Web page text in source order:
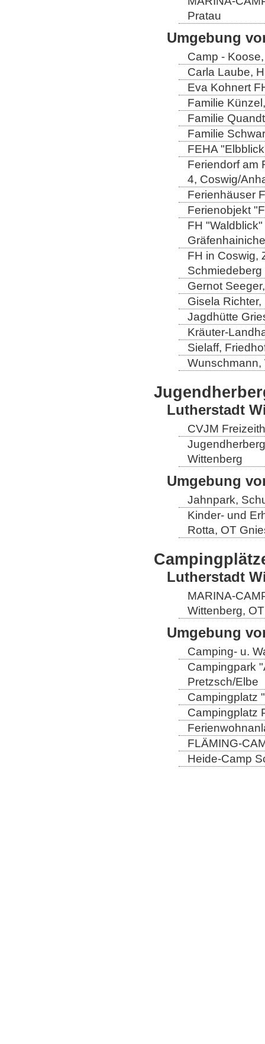
Pratau
Umgebung
Camp -
Carla Laube,
Eva Kohnert
Familie
Familie
Familie
FEHA
Feriendorf am
4, Coswig/
Ferienhäuser
Ferienobjekt
FH
FH in Coswig,
Schmiedeberg
Gernot
Gisela
Jagdhütte
Kräuter-
Sielaff,
Wunschmann,
Lutherstadt
CVJM
Wittenberg
Umgebung
Jahnpark,
Kinder- und
Rotta, OT
Lutherstadt
MARINA-
Wittenberg,
Umgebung
Camping- u.
Campingpark
Pretzsch/Elbe
Campingplatz
Campingplatz
FLÄMING-
Heide-Camp